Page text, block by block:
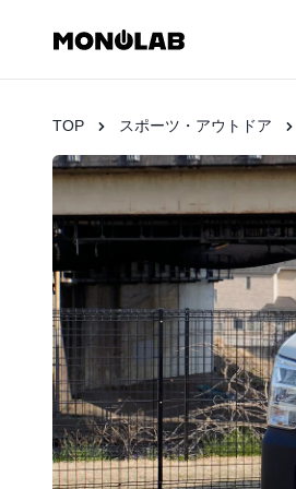
TOP スポーツ・アウトドア